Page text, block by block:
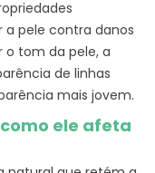
a pele contra danos
o tom da pele, a
de linhas
mais jovem.
ele afeta